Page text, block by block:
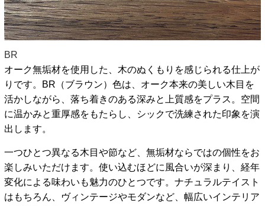
BR
オーク無垢材を使用した、木のぬくもりを感じられる仕上が
りです。BR（ブラウン）色は、オーク本来の美しい木目を
活かしながら、落ち着きのある深みと上質感をプラス。空間
に温かみと重厚感をもたらし、シックで洗練された印象を演
出します。
一つひとつ異なる木目や節など、無垢材ならではの個性をお
楽しみいただけます。使い込むほどに風合いが深まり、経年
変化による味わいも魅力のひとつです。ナチュラルテイスト
はもちろん、ヴィンテージやモダンなど、幅広いインテリア